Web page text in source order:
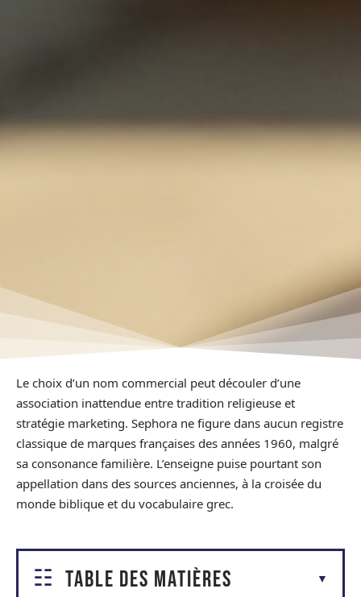
Le choix d’un nom commercial peut découler d’une
association inattendue entre tradition religieuse et
stratégie marketing. Sephora ne figure dans aucun registre
classique de marques françaises des années 1960, malgré
sa consonance familière. L’enseigne puise pourtant son
appellation dans des sources anciennes, à la croisée du
monde biblique et du vocabulaire grec.
Table des matières